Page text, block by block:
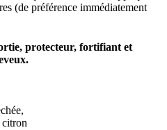
(de préférence immédiatement
protecteur, fortifiant et
citron